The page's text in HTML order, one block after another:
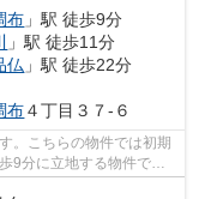
布 」駅 徒歩9分
」駅 徒歩11分
仏 」駅 徒歩22分
布４丁目３７-６
。こちらの物件では初期
9分に立地する物件で